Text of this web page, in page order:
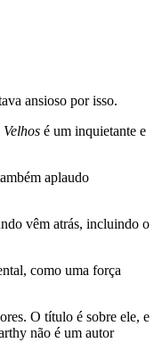
ansioso por isso.
é um inquietante e
aplaudo
vêm atrás, incluindo o
como uma força
O título é sobre ele, e
não é um autor